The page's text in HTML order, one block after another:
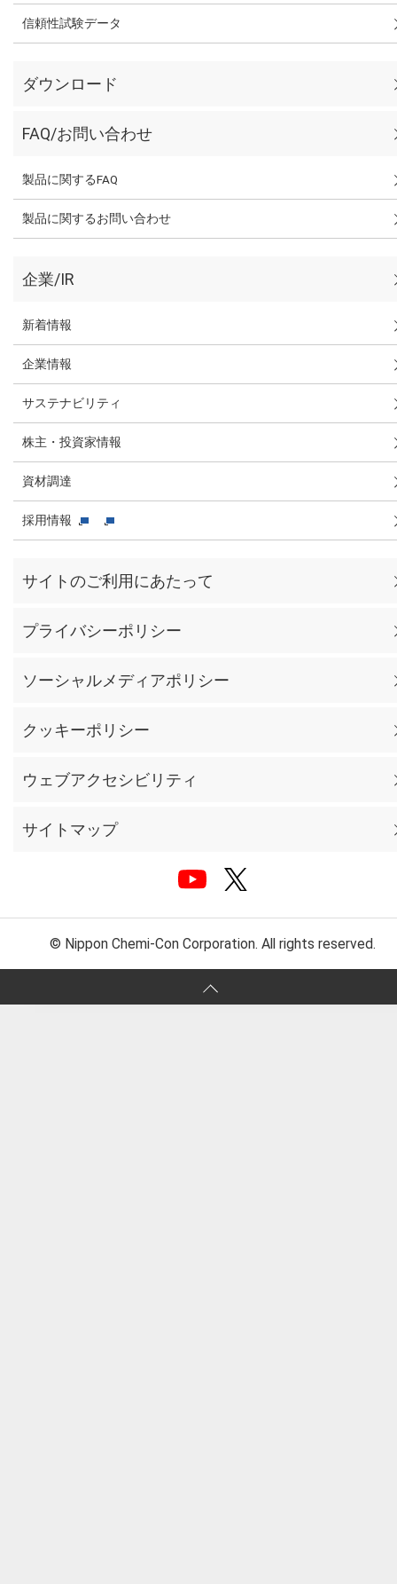
信頼性試験データ
ダウンロード
FAQ/お問い合わせ
製品に関するFAQ
製品に関するお問い合わせ
企業/IR
新着情報
企業情報
サステナビリティ
株主・投資家情報
資材調達
採用情報
サイトのご利用にあたって
プライバシーポリシー
ソーシャルメディアポリシー
クッキーポリシー
ウェブアクセシビリティ
サイトマップ
© Nippon Chemi-Con Corporation. All rights reserved.